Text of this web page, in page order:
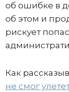
об ошибке в
об этом и
рискует
Как
не смог